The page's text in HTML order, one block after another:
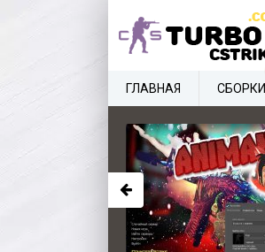
ГЛАВНАЯ СБОРКИ